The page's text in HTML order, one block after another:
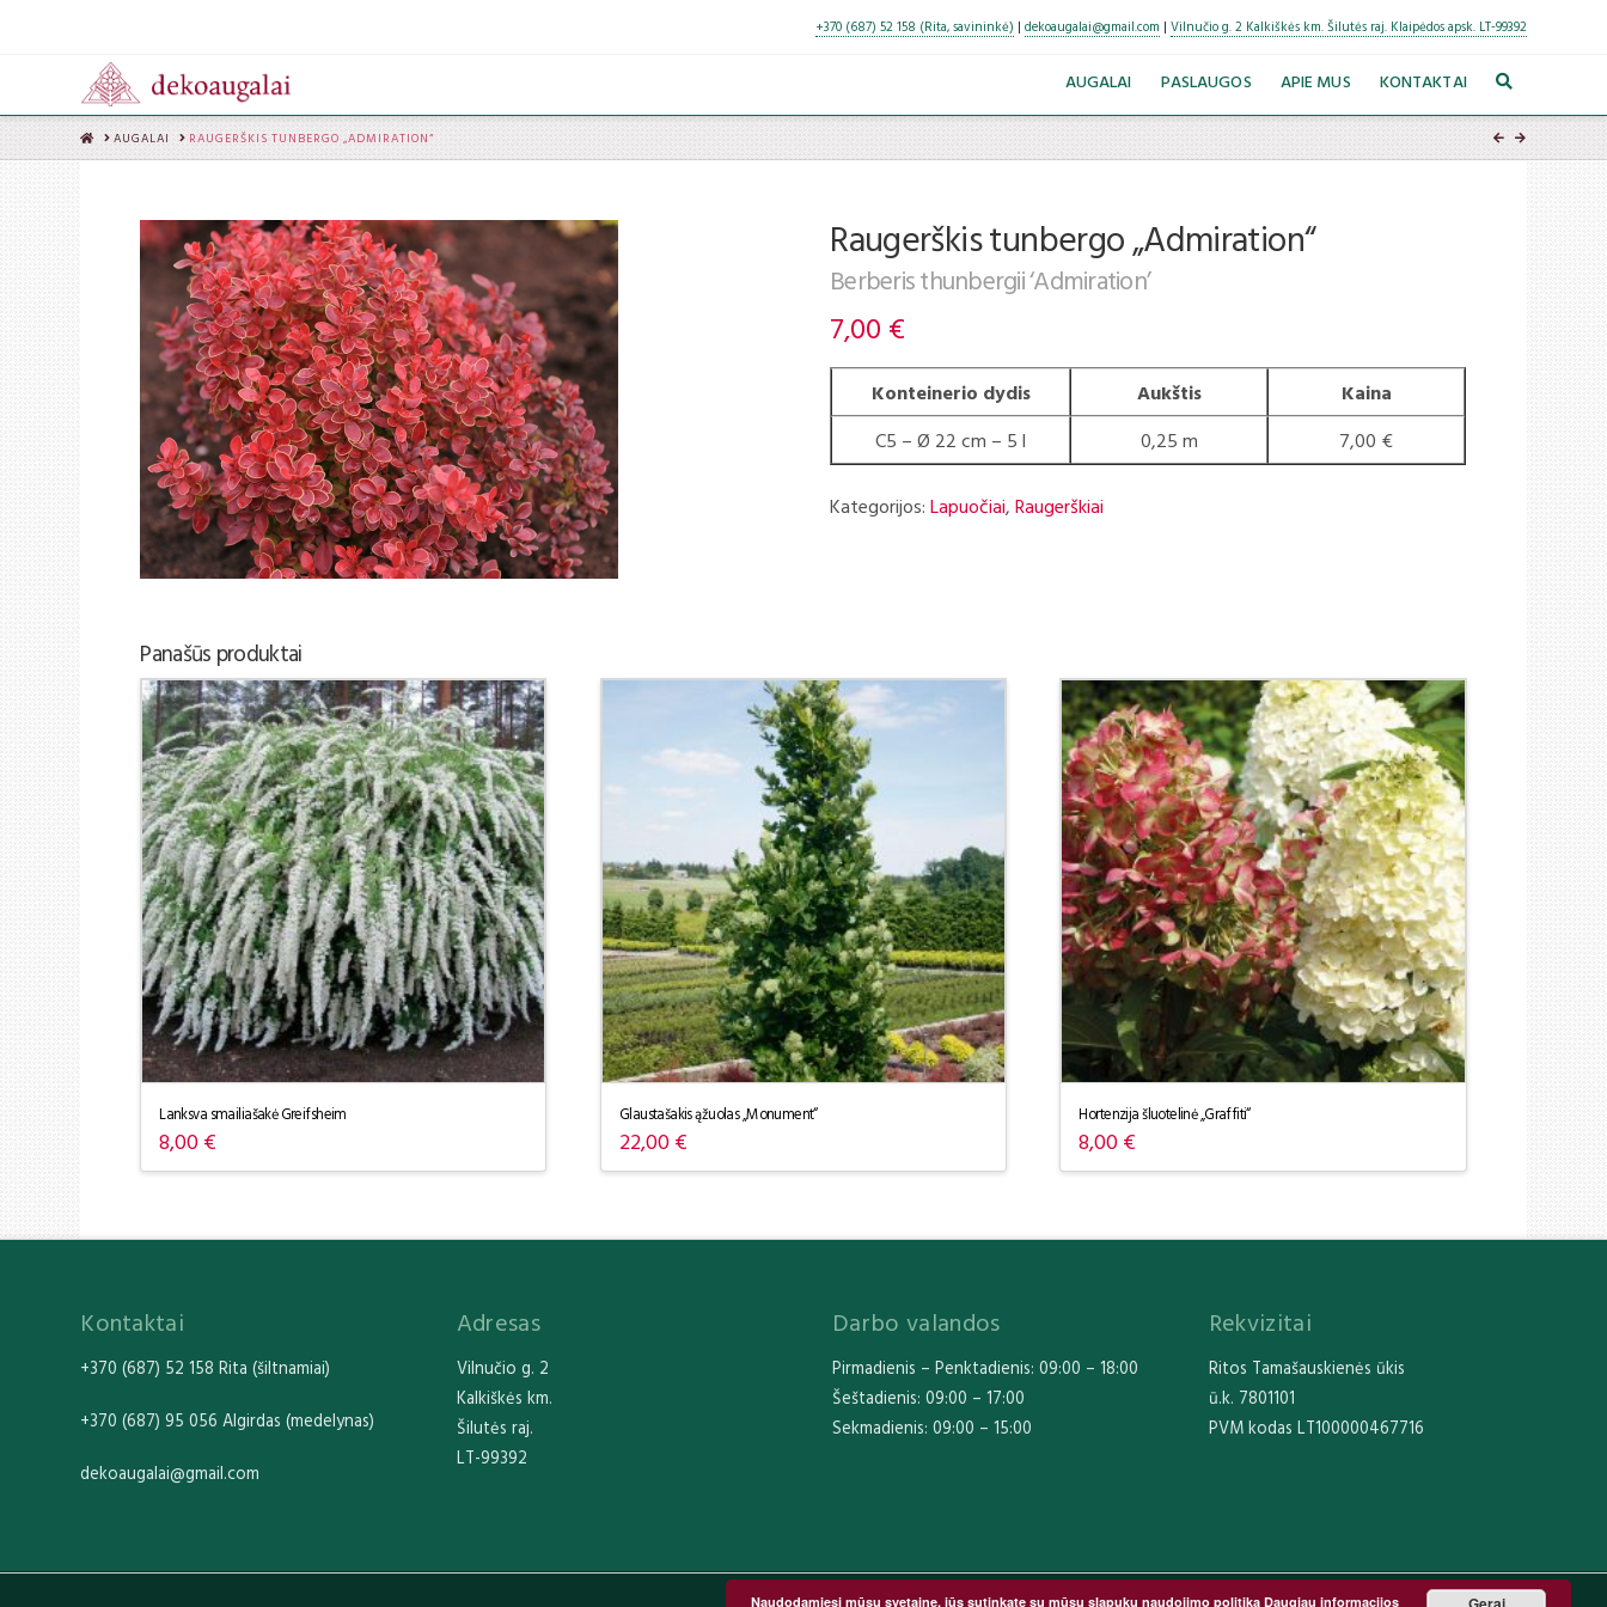
+370 (687) 52 158 (Rita, savininkė) | dekoaugalai@gmail.com | Vilnučio g. 2 Kalkiškės km. Šilutės raj. Klaipėdos apsk. LT-99392
AUGALAI PASLAUGOS APIE MUS KONTAKTAI
HOMEAUGALAI RAUGERŠKIS TUNBERGO „ADMIRATION“
Raugerškis tunbergo „Admiration“
Berberis thunbergii ‘Admiration’
7,00 €
Konteinerio dydis Aukštis
Kaina
C5 – Ø 22 cm – 5 l
0,25 m 7,00 €
Kategorijos:Lapuočiai,Raugerškiai
Panašūs produktai
Lanksva smailiašakė Greifsheim
8,00€
Glaustašakis ąžuolas „Monument“
22,00€
Hortenzija šluotelinė „Graffiti“
8,00€
Kontaktai
+370 (687) 52 158 Rita (šiltnamiai)
+370 (687) 95 056 Algirdas (medelynas)
dekoaugalai@gmail.com
Adresas
Vilnučio g. 2
Kalkiškės km.
Šilutės raj.
LT-99392
Darbo valandos
Pirmadienis – Penktadienis: 09:00 – 18:00
Šeštadienis: 09:00 – 17:00
Sekmadienis: 09:00 – 15:00
Rekvizitai
Ritos Tamašauskienės ūkis
ū.k. 7801101
PVM kodas LT100000467716
Naudodamiesi mūsų svetaine, jūs sutinkate su mūsų slapukų naudojimo politika Daugiau informacijos